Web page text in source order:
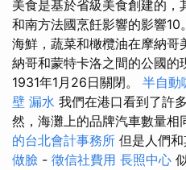
美食是基於省級美食創建的
和南方法國烹飪影響的影響10
海鮮，蔬菜和橄欖油在摩納哥
納哥和蒙特卡洛之間的公國的
1931年1月26日關閉。 半自動
壁 漏水 我們在港口看到了許
然，海灘上的品牌汽車數量
的台北會計事務所 但是人們
做臉 - 徵信社費用 長照中心